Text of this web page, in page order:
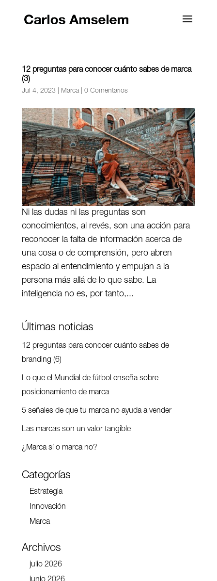
12 preguntas para conocer cuánto sabes de marca
(3)
Jul 4, 2023 Marca| 0 Comentarios
Ni las dudas ni las preguntas son
conocimientos, al revés, son una acción para
reconocer la falta de información acerca de
una cosa o de comprensión, pero abren
espacio al entendimiento y empujan a la
persona más allá de lo que sabe. La
inteligencia no es, por tanto,...
Últimas noticias
12 preguntas para conocer cuánto sabes de
branding (6)
Lo que el Mundial de fútbol enseña sobre
posicionamiento de marca
5 señales de que tu marca no ayuda a vender
Las marcas son un valor tangible
¿Marca sí o marca no?
Categorías
Estrategia
Innovación
Marca
Archivos
julio 2026